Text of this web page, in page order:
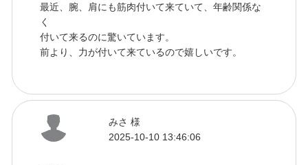
最近、腕、肩にも筋肉付いて来ていて、年齢関係な
く
付いて来るのに驚いています。
前より、力が付いて来ているので嬉しいです。
みさ 様
2025-10-10 13:46:06